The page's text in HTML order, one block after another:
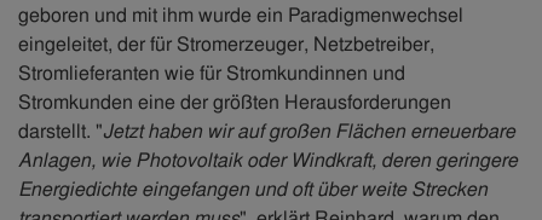
geboren und mit ihm wurde ein Paradigmenwechsel
eingeleitet, der für Stromerzeuger, Netzbetreiber,
Stromlieferanten wie für Stromkundinnen und
Stromkunden eine der größten Herausforderungen
darstellt. "Jetzt haben wir auf großen Flächen erneuerbare
Anlagen, wie Photovoltaik oder Windkraft, deren geringere
Energiedichte eingefangen und oft über weite Strecken